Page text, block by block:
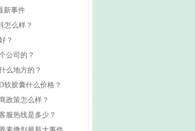
新事件
怎么样？
？
公司的？
么地方的？
软胶囊什么价格？
政策怎么样？
服热线是多少？